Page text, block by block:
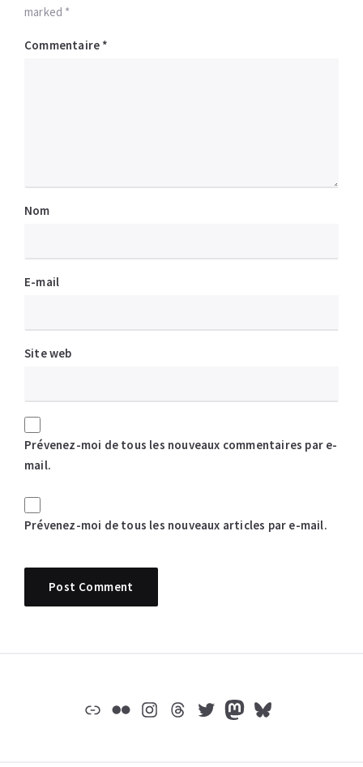
marked *
Commentaire *
Nom
E-mail
Site web
Prévenez-moi de tous les nouveaux commentaires par e-
mail.
Prévenez-moi de tous les nouveaux articles par e-mail.
LienFlickrInstagram
Threads
Twitter
Mastodon
Bluesky